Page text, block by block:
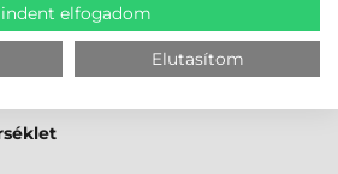
elfogadom
Elutasítom